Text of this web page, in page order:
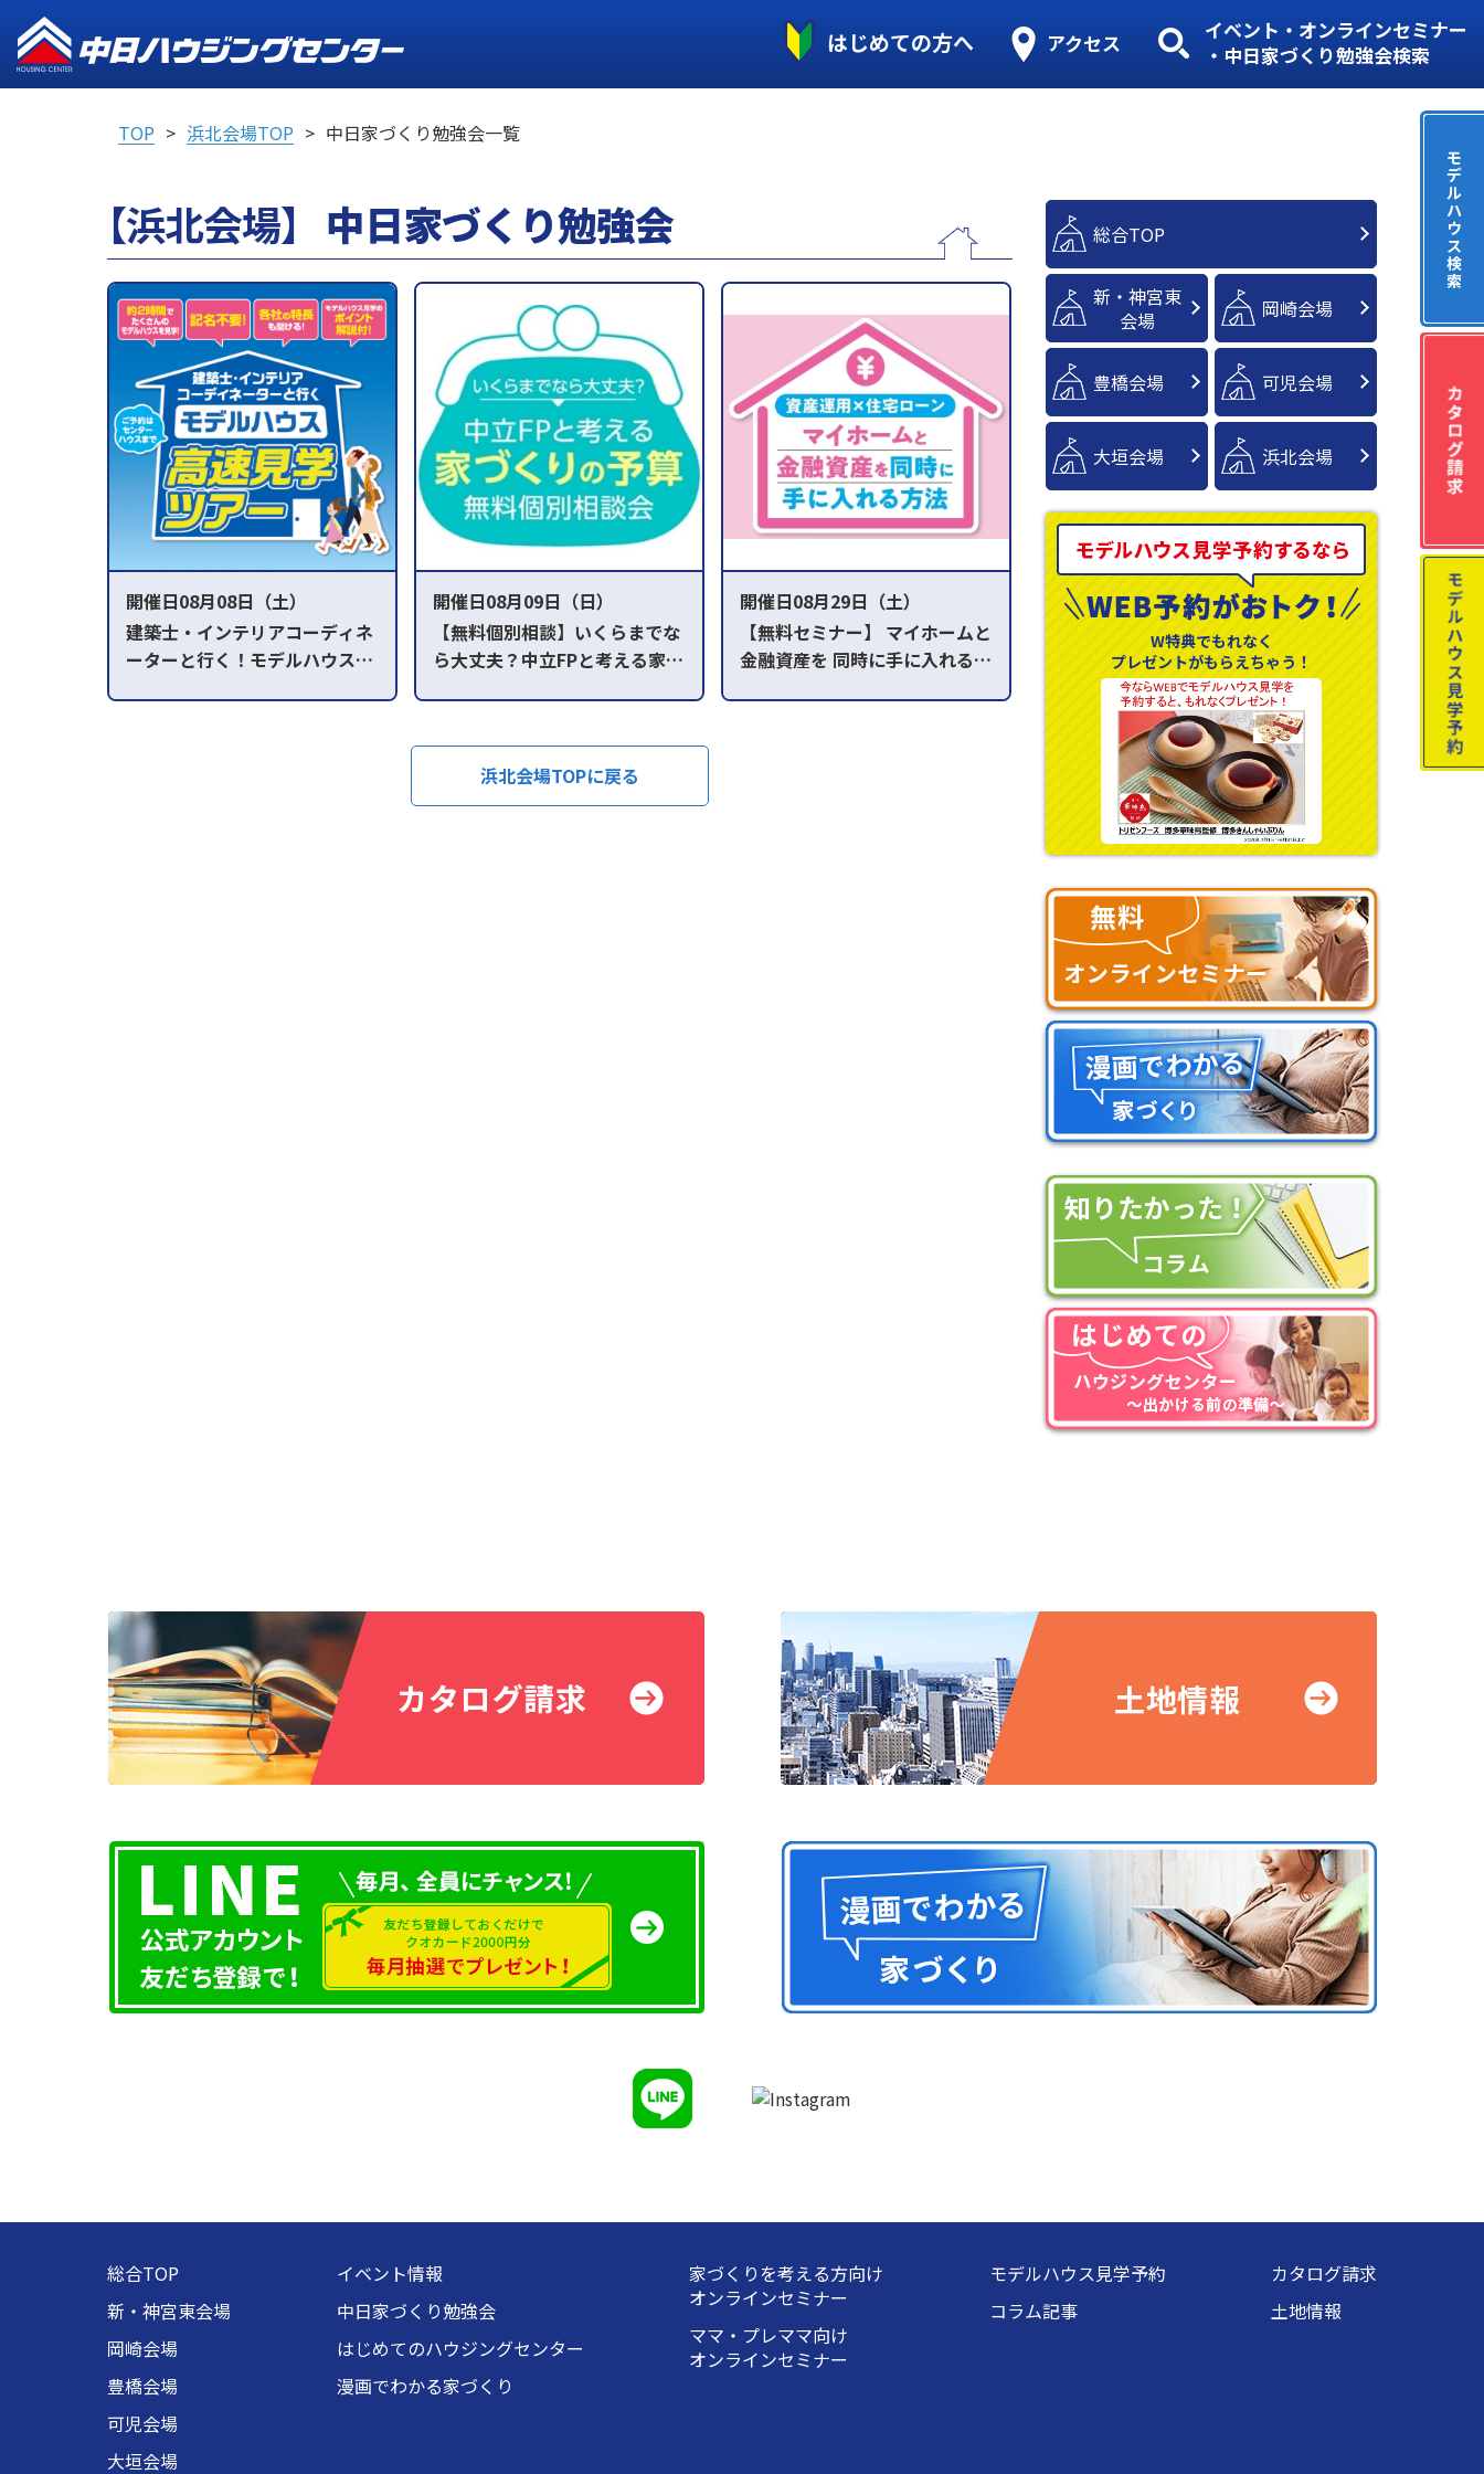
はじめての方へ アクセス
イベント・オンラインセミナー
・中日家づくり勉強会検索
TOP 浜北会場TOP 中日家づくり勉強会一覧
【浜北会場】 中日家づくり勉強会
開催日08月08日（土）
建築士・インテリアコーディネ
ーターと行く！モデルハウス高
開催日08月09日（日）
【無料個別相談】いくらまでな
ら大丈夫？中立FPと考える家づ
開催日08月29日（土）
【無料セミナー】 マイホームと
金融資産を 同時に手に入れる方
浜北会場TOPに戻る
総合TOP
新・神宮東
会場
岡崎会場
豊橋会場 可児会場
大垣会場 浜北会場
W特典でもれなく
プレゼントがもらえちゃう！
モ
デ
ル
ハ
ウ
ス
検
索
総合TOP
新・神宮東会場
岡崎会場
豊橋会場
可児会場
大垣会場
イベント情報
中日家づくり勉強会
はじめてのハウジングセンター
漫画でわかる家づくり
家づくりを考える方向け
オンラインセミナー
ママ・プレママ向け
オンラインセミナー
モデルハウス見学予約
コラム記事
カタログ請求
土地情報